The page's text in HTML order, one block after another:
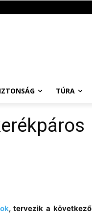
TÚRA
, tervezik a következő